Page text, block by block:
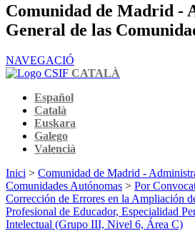
Comunidad de Madrid -
General de las
NAVEGACIÓ
CATALÀ
Español
Català
Euskara
Galego
Valencià
Inici > Comunidad de Madrid -
Comunidades Autónomas > Por
Corrección de Errores en la Ampliación
Profesional de Educador, Especialidad
Intelectual (Grupo III, Nivel 6, Área C)